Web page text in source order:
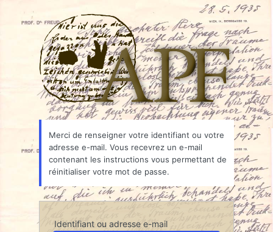
passe
oublié
Merci de renseigner votre identifiant ou votre
adresse e-mail. Vous recevrez un e-mail
contenant les instructions vous permettant de
réinitialiser votre mot de passe.
Identifiant ou adresse e-mail